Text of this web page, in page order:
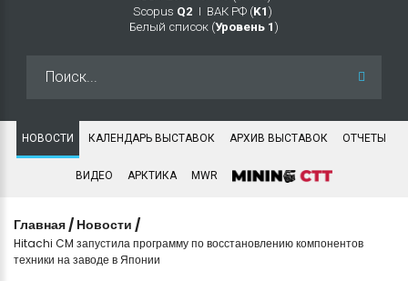
Scopus Q2 Ι ВАК РФ (K1 )
Белый список (Уровень 1 )
НОВОСТИ КАЛЕНДАРЬ ВЫСТАВОК АРХИВ ВЫСТАВОК ОТЧЕТЫ
ВИДЕО АРКТИКА MWR
Главная / Новости /
Hitachi CM запустила программу по восстановлению компонентов
техники на заводе в Японии